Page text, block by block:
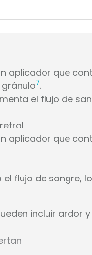
aplicador que
7.
el flujo de
aplicador que
el flujo de sangre,
incluir ardor